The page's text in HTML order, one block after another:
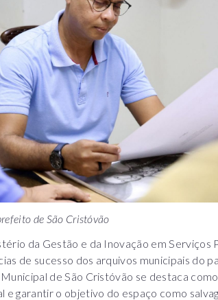
de São Cristóvão
da Gestão e da Inovação em
de sucesso dos arquivos municipais do
de São Cristóvão se destaca
e garantir o objetivo do espaço como